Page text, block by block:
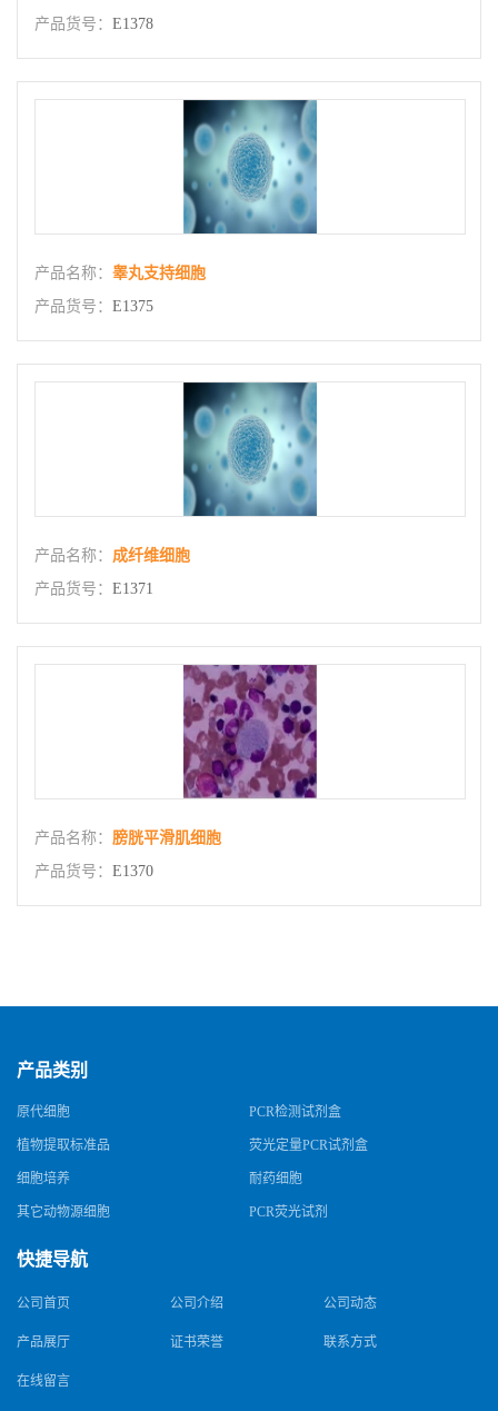
产品货号： E1378
产品名称： 睾丸支持细胞
产品货号： E1375
产品名称： 成纤维细胞
产品货号： E1371
产品名称： 膀胱平滑肌细胞
产品货号： E1370
产品类别
原代细胞 PCR检测试剂盒
植物提取标准品 荧光定量PCR试剂盒
细胞培养 耐药细胞
其它动物源细胞 PCR荧光试剂
快捷导航
公司首页 公司介绍 公司动态
产品展厅 证书荣誉 联系方式
在线留言